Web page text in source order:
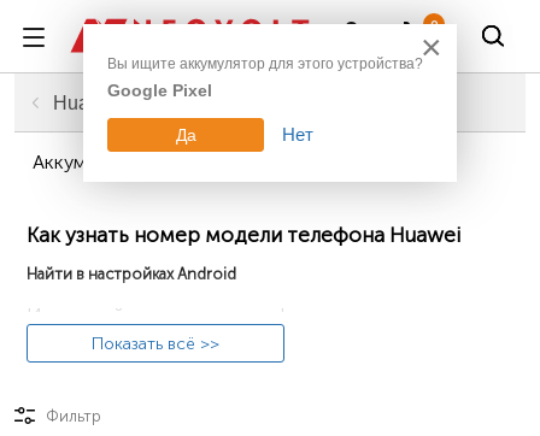
0
Главная
Смартфоны, планшеты, гаджеты
Аккумуляторы для телефонов
Huawei
Аккумуляторы для телефонов Huawei Honor
Как узнать номер модели телефона Huawei
Найти в настройках Android
Используйте системную информацию в
операционной системе «Андроид», для чего зайдите
«Модель» или «Номер модели» (имеет вид
Показать всё >>
Фильтр
×
Вы ищите аккумулятор для этого устройства?
Google Pixel
Да Нет